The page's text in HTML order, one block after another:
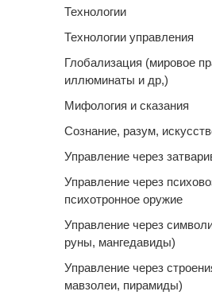
Технологии
Технологии управления
Глобализация (мировое
иллюминаты и др,)
Мифология и сказания
Сознание, разум,
Управление через
Управление через
психотронное оружие
Управление через
руны, мангедавиды)
Управление через
мавзолеи, пирамиды)